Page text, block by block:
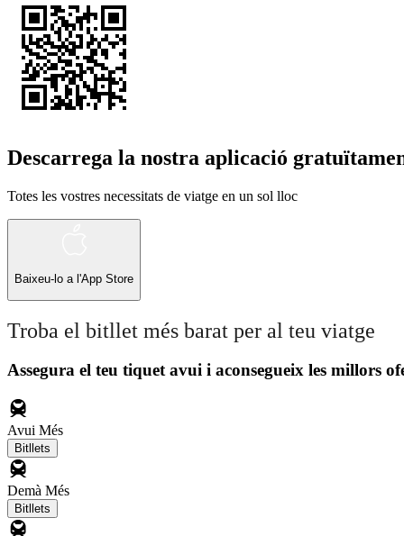
Descarrega la nostra aplicació
Totes les vostres necessitats de viatge en un sol lloc
Baixeu-lo a l'App Store
Troba el bitllet més barat per al teu viatge
Assegura el teu tiquet avui i aconsegueix les millors
Avui Més
Bitllets
Demà Més
Bitllets